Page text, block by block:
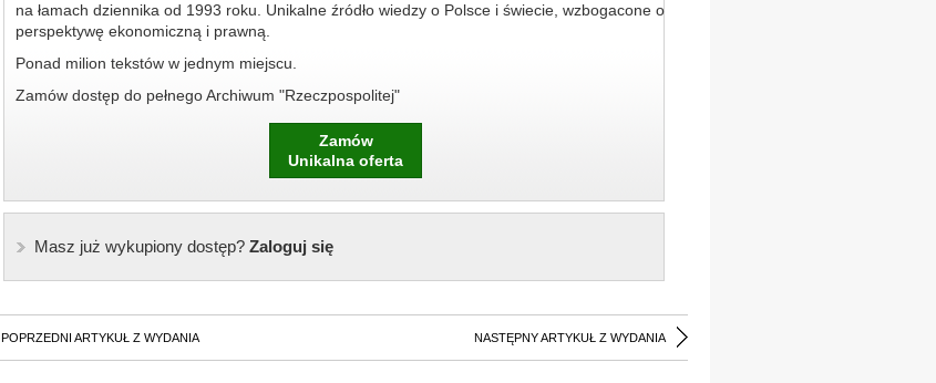
na łamach dziennika od 1993 roku. Unikalne źródło wiedzy o Polsce i świecie, wzbogacone o
perspektywę ekonomiczną i prawną.
Ponad milion tekstów w jednym miejscu.
Zamów dostęp do pełnego Archiwum "Rzeczpospolitej"
Zamów
Unikalna oferta
Masz już wykupiony dostęp?Zaloguj się
POPRZEDNI ARTYKUŁ Z WYDANIA NASTĘPNY ARTYKUŁ Z WYDANIA